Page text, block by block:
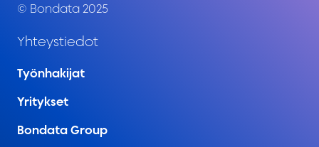
© Bondata 2025
Yhteystiedot
Työnhakijat
Yritykset
Bondata Group